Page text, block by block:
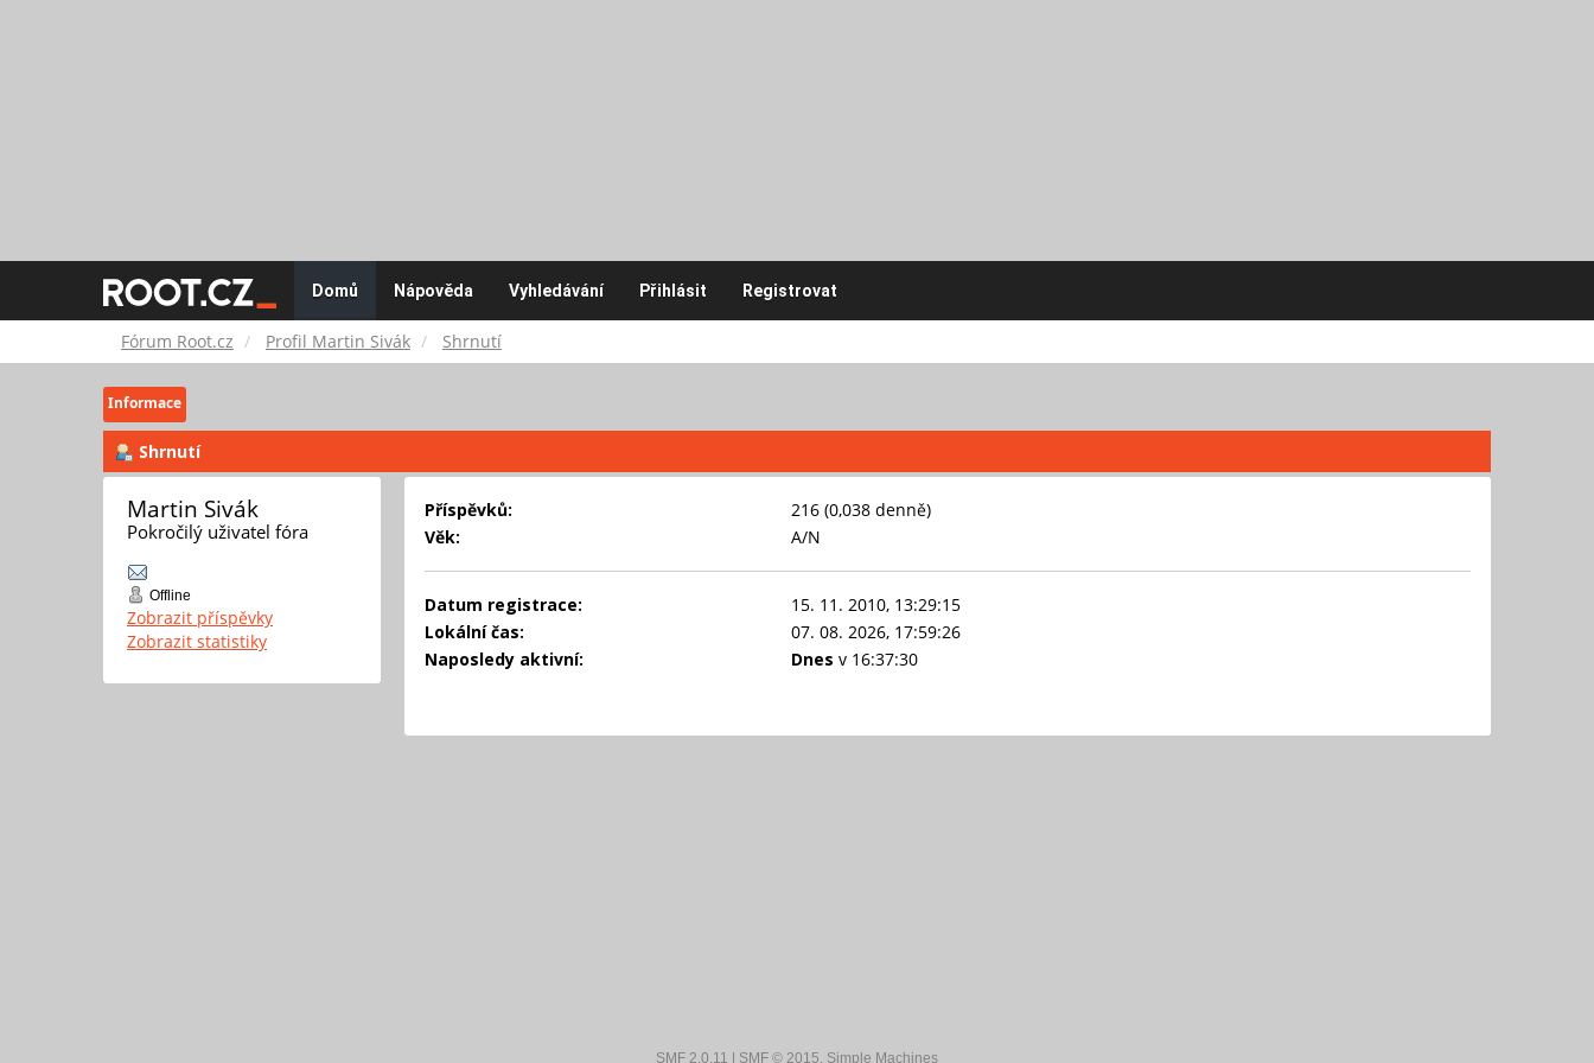
Fórum
Root.cz
Domů Nápověda Vyhledávání Přihlásit Registrovat
Fórum Root.cz Profil Martin Sivák Shrnutí
Informace
Shrnutí
Martin Sivák
Pokročilý uživatel fóra
Offline
Zobrazit příspěvky
Zobrazit statistiky
Příspěvků:
216 (0,038 denně)
Věk:
A/N
Datum registrace:
15. 11. 2010, 13:29:15
Lokální čas:
07. 08. 2026, 17:59:26
Naposledy aktivní:
Dnes v 16:37:30
SMF 2.0.11 | SMF © 2015 Simple Machines